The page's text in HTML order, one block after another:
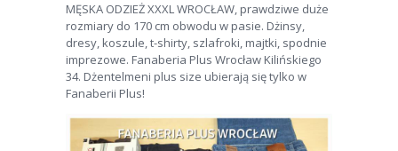
MĘSKA ODZIEŻ XXXL WROCŁAW, prawdziwe duże
rozmiary do 170 cm obwodu w pasie. Dżinsy,
dresy, koszule, t-shirty, szlafroki, majtki, spodnie
imprezowe. Fanaberia Plus Wrocław Kilińskiego
34. Dżentelmeni plus size ubierają się tylko w
Fanaberii Plus!